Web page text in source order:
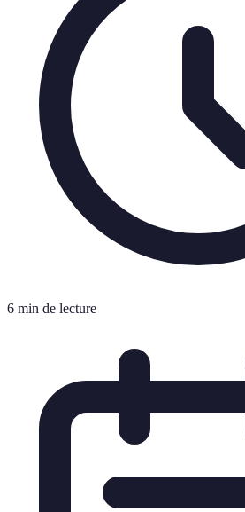
6 min de lecture